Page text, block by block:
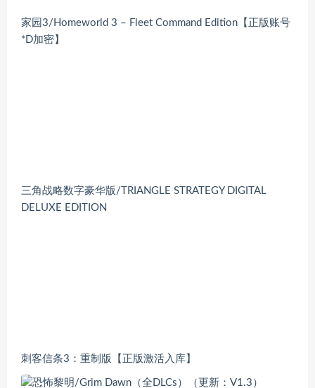
家园3/Homeworld 3 – Fleet Command Edition【正版账号
*D加密】
三角战略数字豪华版/TRIANGLE STRATEGY DIGITAL
DELUXE EDITION
刺客信条3：重制版【正版激活入库】